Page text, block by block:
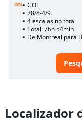
GOL
28/8-4/9
4 escalas no total
Total: 76h 54min
De Montreal para
Localizador